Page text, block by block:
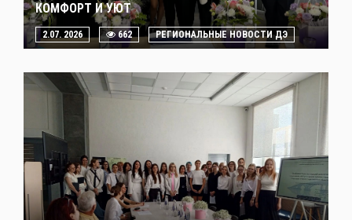
КОМФОРТ И УЮТ
2.07. 2026 662 РЕГИОНАЛЬНЫЕ НОВОСТИ ДЭ